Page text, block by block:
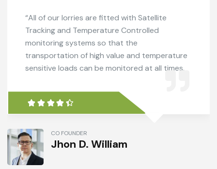
“All of our lorries are fitted with Satellite
Tracking and Temperature Controlled
monitoring systems so that the
transportation of high value and temperature
sensitive loads can be monitored at all times.
CO FOUNDER
Jhon D. William